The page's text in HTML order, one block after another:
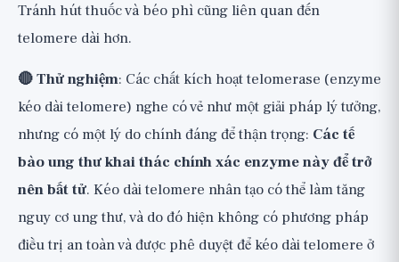
Tránh hút thuốc và béo phì cũng liên quan đến
telomere dài hơn.
🔴 Thử nghiệm: Các chất kích hoạt telomerase (enzyme
kéo dài telomere) nghe có vẻ như một giải pháp lý tưởng,
nhưng có một lý do chính đáng để thận trọng: Các tế
bào ung thư khai thác chính xác enzyme này để trở
nên bất tử. Kéo dài telomere nhân tạo có thể làm tăng
nguy cơ ung thư, và do đó hiện không có phương pháp
điều trị an toàn và được phê duyệt để kéo dài telomere ở